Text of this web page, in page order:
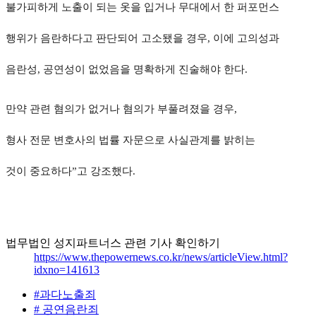
불가피하게 노출이 되는 옷을 입거나 무대에서 한 퍼포먼스
행위가 음란하다고 판단되어 고소됐을 경우, 이에 고의성과
음란성, 공연성이 없었음을 명확하게 진술해야 한다.
만약 관련 혐의가 없거나 혐의가 부풀려졌을 경우,
형사 전문 변호사의 법률 자문으로 사실관계를 밝히는
것이 중요하다”고 강조했다.
법무법인 성지파트너스 관련 기사 확인하기
https://www.thepowernews.co.kr/news/articleView.html?
idxno=141613
#과다노출죄
# 공연음란죄